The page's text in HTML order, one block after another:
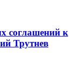
соглашений к
Трутнев